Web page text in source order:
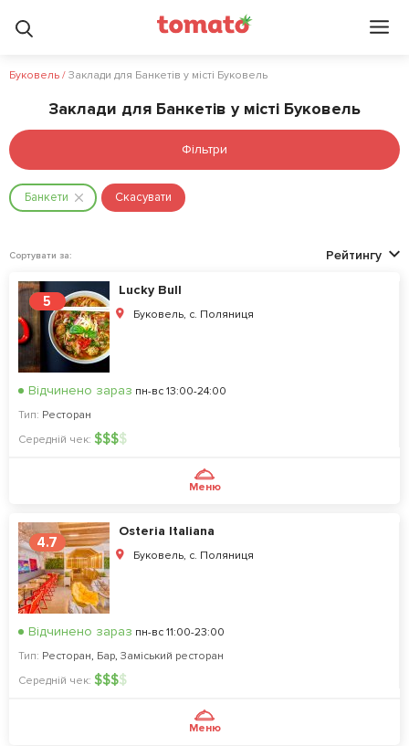
Буковель / Заклади для Банкетів у місті Буковель
Заклади для Банкетів у місті Буковель
Фільтри
Банкети Скасувати
Сортувати за: Рейтингу
5
Lucky Bull
Буковель, с. Поляниця
Відчинено зараз пн-вс 13:00-24:00
Тип: Ресторан
Середній чек: $$$$
Меню
4.7
Osteria Italiana
Буковель, с. Поляниця
Відчинено зараз пн-вс 11:00-23:00
Тип: Ресторан, Бар, Заміський ресторан
Середній чек: $$$$
Меню